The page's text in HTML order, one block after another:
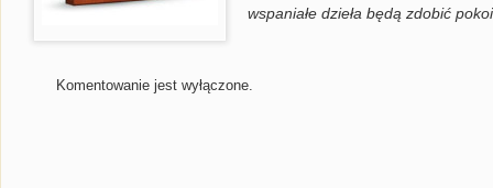
wspaniałe dzieła będą zdobić
Komentowanie jest wyłączone.